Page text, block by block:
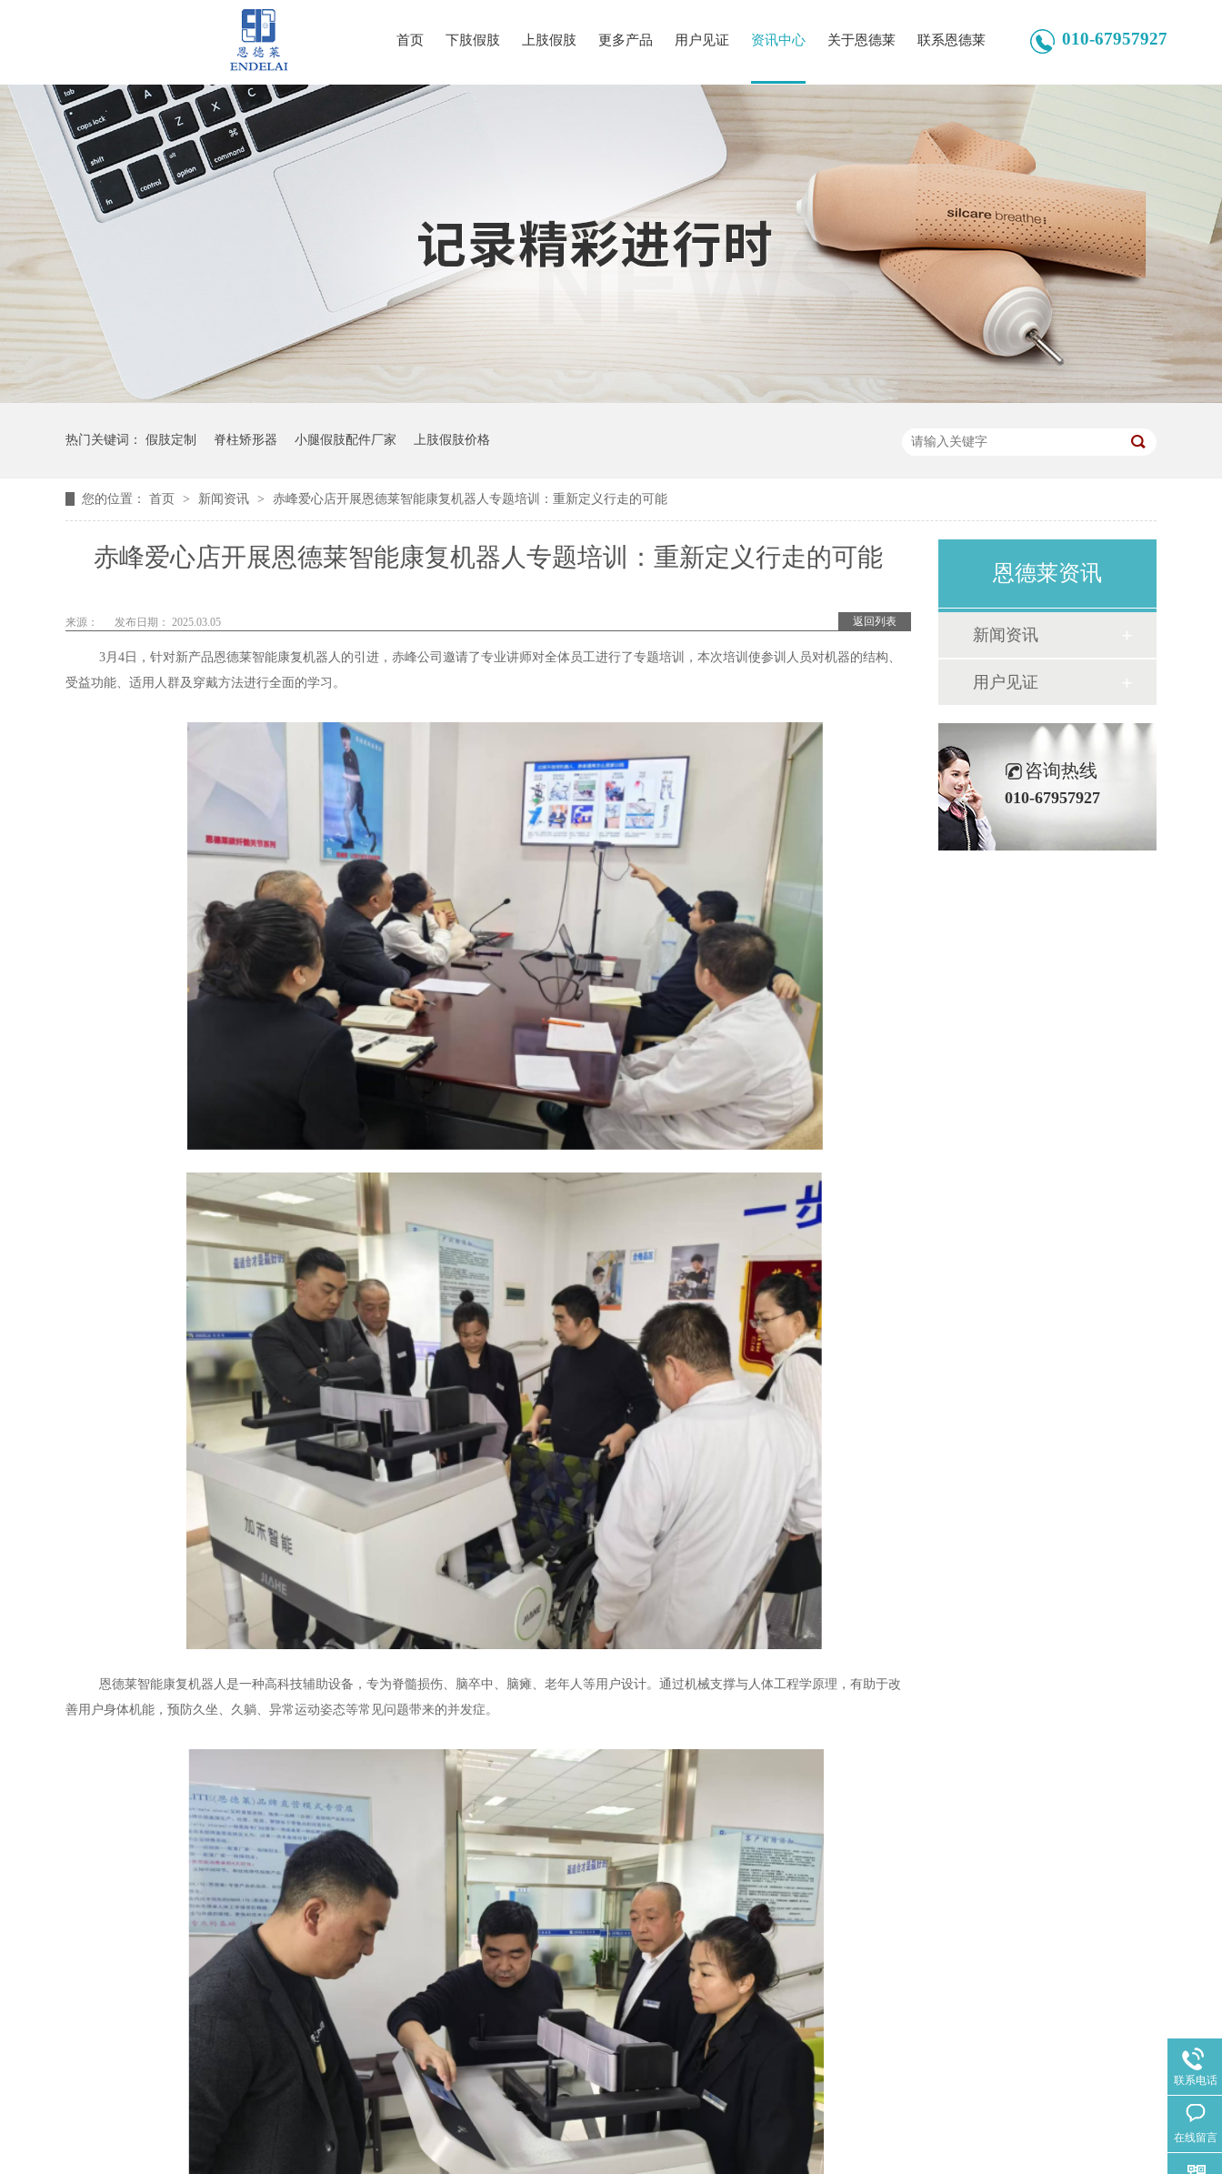
首页 下肢假肢 上肢假肢 更多产品 用户见证 资讯中心 关于恩德莱 联系恩德莱 010-67957927
热门关键词： 假肢定制 脊柱矫形器 小腿假肢配件厂家 上肢假肢价格
您的位置： 首页 > 新闻资讯 > 赤峰爱心店开展恩德莱智能康复机器人专题培训：重新定义行走的可能
赤峰爱心店开展恩德莱智能康复机器人专题培训：重新定义行走的可能
返回列表
来源： 发布日期： 2025.03.05
3月4日，针对新产品恩德莱智能康复机器人的引进，赤峰公司邀请了专业讲师对全体员工进行了专题培训，本次培训使参训人员对机器的结构、
受益功能、适用人群及穿戴方法进行全面的学习。
恩德莱智能康复机器人是一种高科技辅助设备，专为脊髓损伤、脑卒中、脑瘫、老年人等用户设计。通过机械支撑与人体工程学原理，有助于改
善用户身体机能，预防久坐、久躺、异常运动姿态等常见问题带来的并发症。
恩德莱资讯
新闻资讯
用户见证
咨询热线
010-67957927
联系电话
在线留言